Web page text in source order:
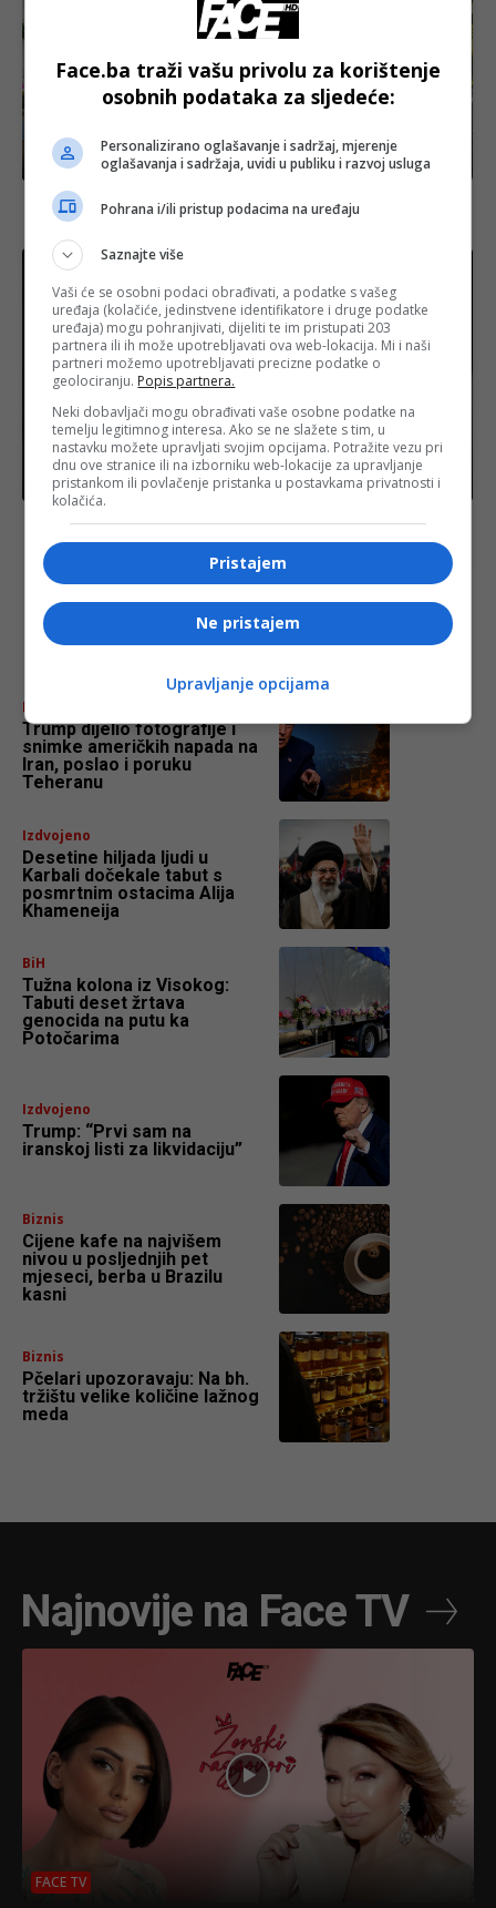
BiH
Tužna kolona iz Visokog: Tabuti deset žrtava
genocida na putu ka Potočarima
Izdvojeno
Trump: “Prvi sam na iranskoj listi za likvidaciju”
najnovije FACE.BA
Izdvojeno
Trump dijelio fotografije i
snimke američkih napada na
Iran, poslao i poruku
Teheranu
Izdvojeno
Desetine hiljada ljudi u
Karbali dočekale tabut s
posmrtnim ostacima Alija
Khameneija
BiH
Tužna kolona iz Visokog:
Tabuti deset žrtava
genocida na putu ka
Potočarima
Izdvojeno
Trump: “Prvi sam na
iranskoj listi za likvidaciju”
Biznis
Cijene kafe na najvišem
nivou u posljednjih pet
mjeseci, berba u Brazilu
kasni
Biznis
Pčelari upozoravaju: Na bh.
tržištu velike količine lažnog
meda
Najnovije na Face TV
FACE TV
Face.ba traži vašu privolu za korištenje
osobnih podataka za sljedeće:
Personalizirano oglašavanje i sadržaj, mjerenje
oglašavanja i sadržaja, uvidi u publiku i razvoj usluga
Pohrana i/ili pristup podacima na uređaju
Saznajte više
Vaši će se osobni podaci obrađivati, a podatke s vašeg
uređaja (kolačiće, jedinstvene identifikatore i druge podatke
uređaja) mogu pohranjivati, dijeliti te im pristupati 203
partnera ili ih može upotrebljavati ova web-lokacija. Mi i naši
partneri možemo upotrebljavati precizne podatke o
geolociranju. Popis partnera.
Neki dobavljači mogu obrađivati vaše osobne podatke na
temelju legitimnog interesa. Ako se ne slažete s tim, u
nastavku možete upravljati svojim opcijama. Potražite vezu pri
dnu ove stranice ili na izborniku web-lokacije za upravljanje
pristankom ili povlačenje pristanka u postavkama privatnosti i
kolačića.
Pristajem
Ne pristajem
Upravljanje opcijama